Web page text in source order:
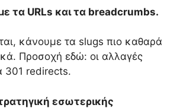
τα URLs και τα breadcrumbs.
κάνουμε τα slugs πιο καθαρά
Προσοχή εδώ: οι αλλαγές
301 redirects.
εσωτερικής